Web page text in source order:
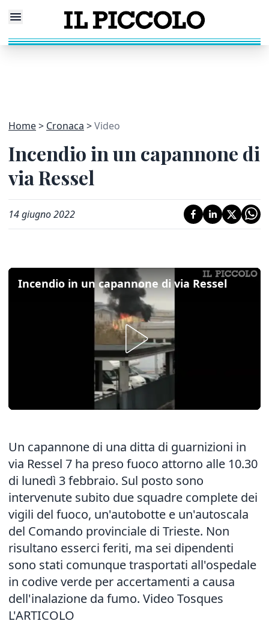
Home Cronaca Video
Incendio in un capannone di
via Ressel
14 giugno 2022
Incendio in un capannone di via Ressel
Un capannone di una ditta di guarnizioni in
via Ressel 7 ha preso fuoco attorno alle 10.30
di lunedì 3 febbraio. Sul posto sono
intervenute subito due squadre complete dei
vigili del fuoco, un'autobotte e un'autoscala
del Comando provinciale di Trieste. Non
risultano esserci feriti, ma sei dipendenti
sono stati comunque trasportati all'ospedale
in codive verde per accertamenti a causa
dell'inalazione da fumo. Video Tosques
L'ARTICOLO